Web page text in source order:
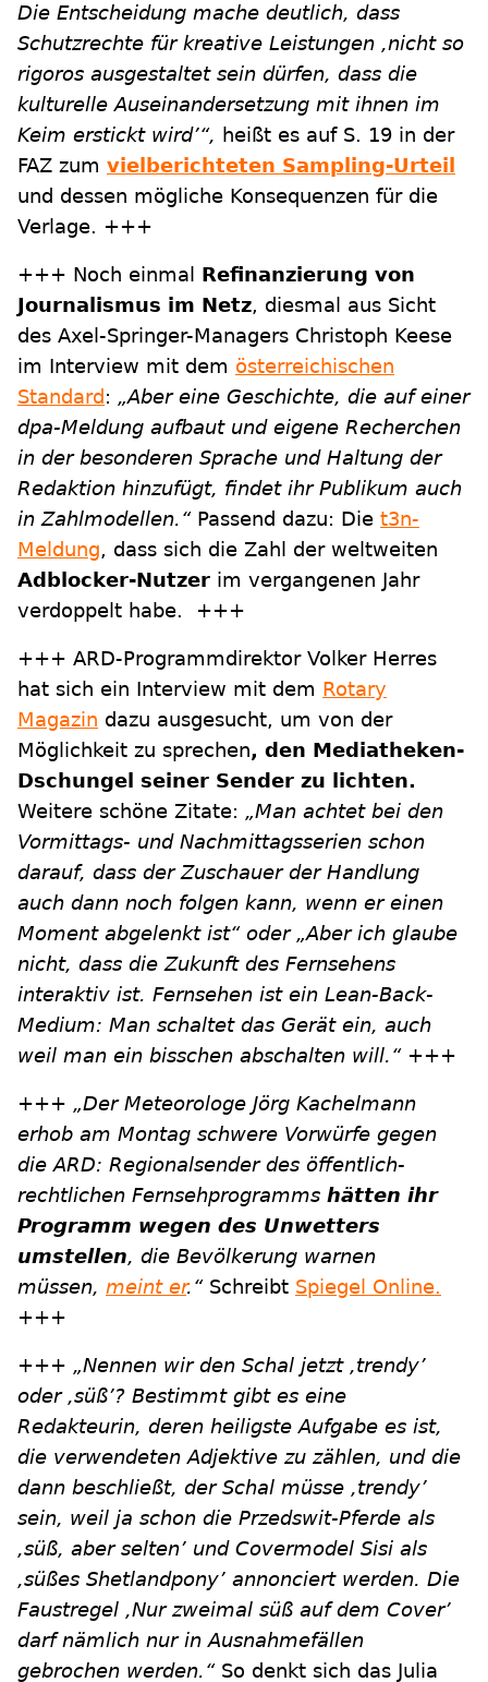
Die Entscheidung mache deutlich, dass
Schutzrechte für kreative Leistungen ,nicht so
rigoros ausgestaltet sein dürfen, dass die
kulturelle Auseinandersetzung mit ihnen im
Keim erstickt wird’“, heißt es auf S. 19 in der
FAZ zum vielberichteten Sampling-Urteil
und dessen mögliche Konsequenzen für die
Verlage. +++
+++ Noch einmal Refinanzierung von
Journalismus im Netz, diesmal aus Sicht
des Axel-Springer-Managers Christoph Keese
im Interview mit dem österreichischen
Standard: „Aber eine Geschichte, die auf einer
dpa-Meldung aufbaut und eigene Recherchen
in der besonderen Sprache und Haltung der
Redaktion hinzufügt, findet ihr Publikum auch
in Zahlmodellen.“ Passend dazu: Die t3n-
Meldung, dass sich die Zahl der weltweiten
Adblocker-Nutzer im vergangenen Jahr
verdoppelt habe. +++
+++ ARD-Programmdirektor Volker Herres
hat sich ein Interview mit dem Rotary
Magazin dazu ausgesucht, um von der
Möglichkeit zu sprechen, den Mediatheken-
Dschungel seiner Sender zu lichten.
Weitere schöne Zitate: „Man achtet bei den
Vormittags- und Nachmittagsserien schon
darauf, dass der Zuschauer der Handlung
auch dann noch folgen kann, wenn er einen
Moment abgelenkt ist“ oder „Aber ich glaube
nicht, dass die Zukunft des Fernsehens
interaktiv ist. Fernsehen ist ein Lean-Back-
Medium: Man schaltet das Gerät ein, auch
weil man ein bisschen abschalten will.“ +++
+++ „Der Meteorologe Jörg Kachelmann
erhob am Montag schwere Vorwürfe gegen
die ARD: Regionalsender des öffentlich-
rechtlichen Fernsehprogramms hätten ihr
Programm wegen des Unwetters
umstellen, die Bevölkerung warnen
müssen, meint er.“ Schreibt Spiegel Online.
+++
+++ „Nennen wir den Schal jetzt ,trendy’
oder ,süß’? Bestimmt gibt es eine
Redakteurin, deren heiligste Aufgabe es ist,
die verwendeten Adjektive zu zählen, und die
dann beschließt, der Schal müsse ,trendy’
sein, weil ja schon die Przedswit-Pferde als
,süß, aber selten’ und Covermodel Sisi als
,süßes Shetlandpony’ annonciert werden. Die
Faustregel ,Nur zweimal süß auf dem Cover’
darf nämlich nur in Ausnahmefällen
gebrochen werden.“ So denkt sich das Julia